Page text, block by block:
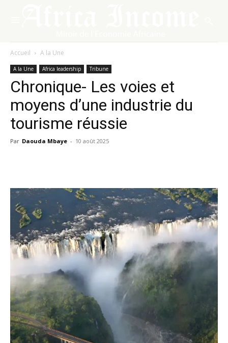
Accueil A la Une
A la Une Africa leadership Tribune
Chronique- Les voies et
moyens d’une industrie du
tourisme réussie
Par Daouda Mbaye - 10 août 2025